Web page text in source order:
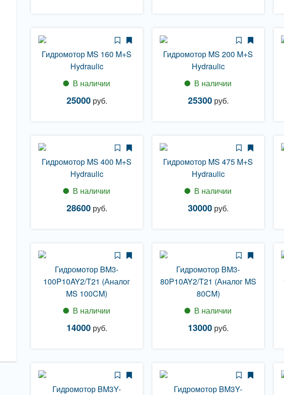
Гидромотор MS 160 M+S
Hydraulic
В наличии
25000руб.
Гидромотор MS 200 M+S
Hydraulic
В наличии
25300руб.
Гидромотор MS 400 M+S
Hydraulic
В наличии
28600руб.
Гидромотор MS 475 M+S
Hydraulic
В наличии
30000руб.
Гидромотор BM3-
100P10AY2/T21 (Аналог
MS 100CM)
В наличии
14000руб.
Гидромотор BM3-
80P10AY2/T21 (Аналог MS
80CM)
В наличии
13000руб.
Гидромотор BM3Y-
Гидромотор BM3Y-